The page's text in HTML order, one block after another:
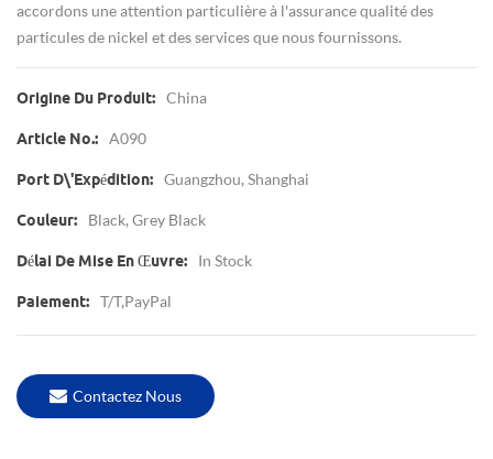
accordons une attention particulière à l'assurance qualité des
particules de nickel et des services que nous fournissons.
Origine Du Produit: China
Article No.: A090
Port D\'expédition: Guangzhou, Shanghai
Couleur: Black, Grey Black
Délai De Mise En Œuvre: In Stock
Paiement: T/T,PayPal
Contactez Nous